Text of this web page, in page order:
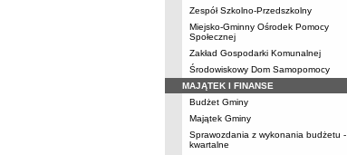
Zespół Szkolno-Przedszkolny
Miejsko-Gminny Ośrodek Pomocy
Społecznej
Zakład Gospodarki Komunalnej
Środowiskowy Dom Samopomocy
MAJĄTEK I FINANSE
Budżet Gminy
Majątek Gminy
Sprawozdania z wykonania budżetu -
kwartalne